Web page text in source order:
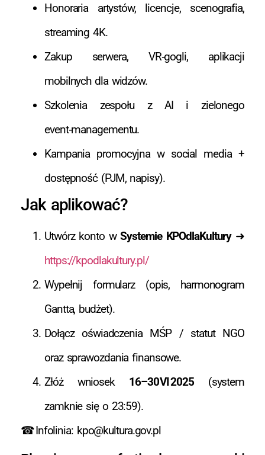
Honoraria artystów, licencje, scenografia,
streaming 4K.
Zakup serwera, VR‑gogli, aplikacji
mobilnych dla widzów.
Szkolenia zespołu z AI i zielonego
event‑managementu.
Kampania promocyjna w social media +
dostępność (PJM, napisy).
Jak aplikować?
Utwórz konto wSystemie KPOdlaKultury➜
https://kpodlakultury.pl/
Wypełnij formularz (opis, harmonogram
Gantta, budżet).
Dołącz oświadczenia MŚP / statut NGO
oraz sprawozdania finansowe.
Złóż wniosek 16–30 VI 2025(system
zamknie się o 23:59).
☎ Infolinia: kpo@kultura.gov.pl